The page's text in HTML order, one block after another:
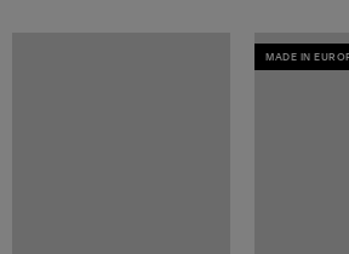
MADE IN